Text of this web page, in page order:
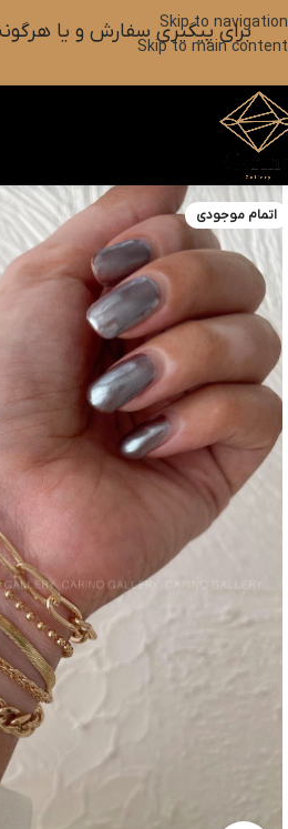
Skip to navigation
Skip to main content
برای پیگیری سفارش و یا هرگونه مشکل در ثبت سفارش به
اتمام موجودی